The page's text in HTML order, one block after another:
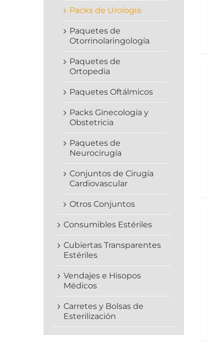
Packs de Urología
Paquetes de
Otorrinolaringología
Paquetes de
Ortopedia
Paquetes Oftálmicos
Packs Ginecología y
Obstetricia
Paquetes de
Neurocirugía
Conjuntos de Cirugía
Cardiovascular
Otros Conjuntos
Consumibles Estériles
Cubiertas Transparentes
Estériles
Vendajes e Hisopos
Médicos
Carretes y Bolsas de
Esterilización